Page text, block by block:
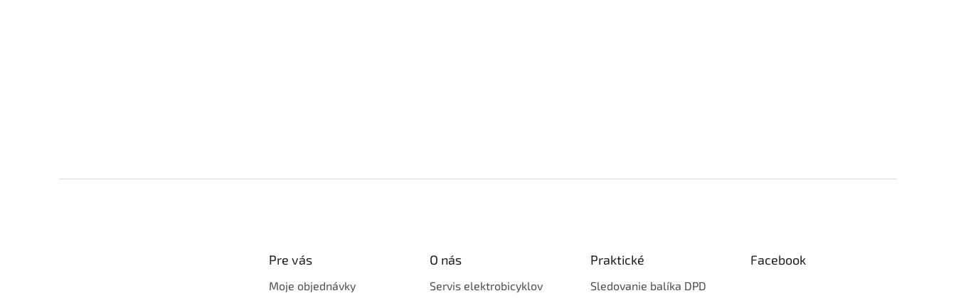
Pre vás
Moje objednávky
O nás
Servis elektrobicyklov
Praktické
Sledovanie balíka DPD
Facebook